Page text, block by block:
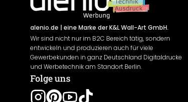
alenio.de | eine Marke der K&L Wall-Art GmbH.
Wir sind nicht nur im B2C Bereich tätig, sondern
entwickeln und produzieren auch für viele
Gewerbekunden in ganz Deutschland Digitaldrucke
und Werbetechnik am Standort Berlin.
Folge uns